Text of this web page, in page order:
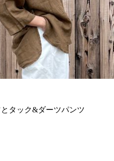
タック&ダーツパンツ